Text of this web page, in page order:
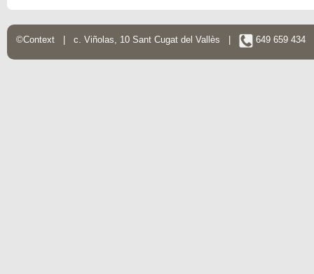
©Context | c. Viñolas, 10 Sant Cugat del Vallès | 649 659